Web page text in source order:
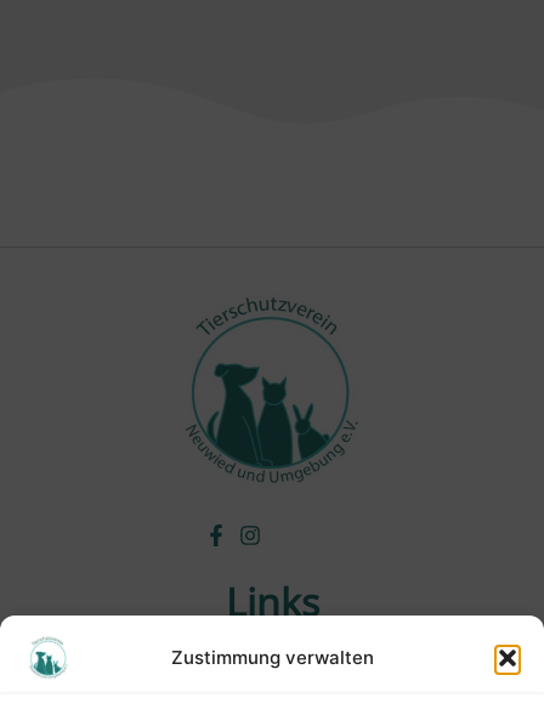
Zustimmung verwalten
Links
Wichtiges